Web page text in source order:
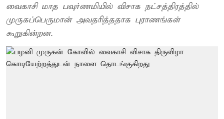
வைகாசி மாத பவுர்ணமியில் விசாக நட்சத்திரத்தில்
முருகப்பெருமான் அவதரித்ததாக புராணங்கள்
கூறுகின்றன.